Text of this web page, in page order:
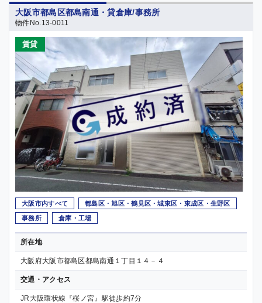
大阪市都島区都島南通・貸倉庫/事務所
物件No.13-0011
賃貸
大阪市内すべて 都島区・旭区・鶴見区・城東区・東成区・生野区
事務所 倉庫・工場
所在地
大阪府大阪市都島区都島南通１丁目１４－４
交通・アクセス
JR大阪環状線『桜ノ宮』駅徒歩約7分